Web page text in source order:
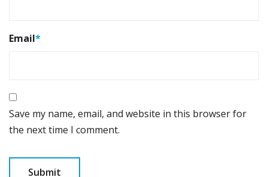
Email*
Save my name, email, and website in this browser for
the next time I comment.